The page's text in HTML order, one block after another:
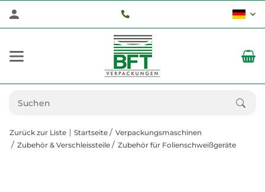
Zurück zur Liste Startseite
Verpackungsmaschinen
Zubehör & Verschleissteile
Zubehör für Folienschweißgeräte